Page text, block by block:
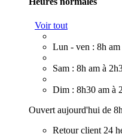
Voir tout
Lun - ven : 8h am
Sam : 8h am à
Dim : 8h30 am à
Ouvert aujourd'hui de
Retour client 24